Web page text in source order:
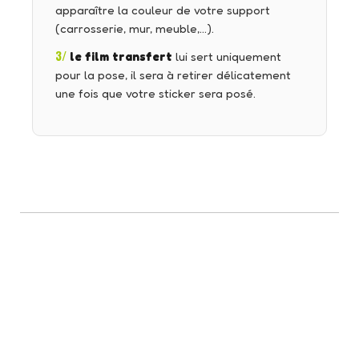
apparaître la couleur de votre support
(carrosserie, mur, meuble,…).
3/ le film transfert lui sert uniquement
pour la pose, il sera à retirer délicatement
une fois que votre sticker sera posé.